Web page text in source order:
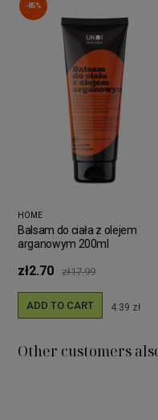
-85%
HOME
Balsam do ciała z olejem
arganowym 200ml
zł2.70 zł17.99
ADD TO CART 4.39 zł
Other customers